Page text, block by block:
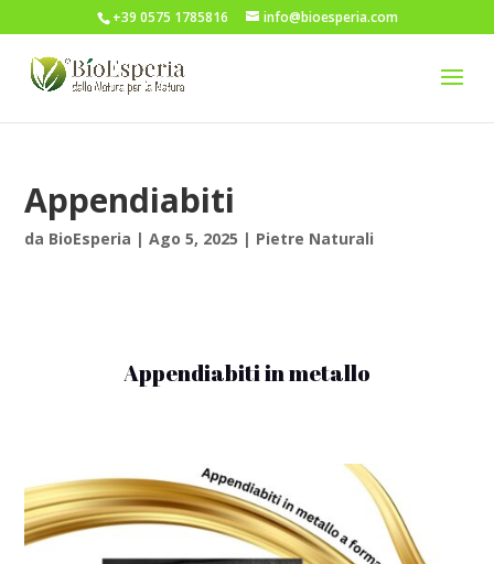
+39 0575 1785816 info@bioesperia.com
Appendiabiti
da BioEsperia |Ago 5, 2025 | Pietre Naturali
Appendiabiti in metallo